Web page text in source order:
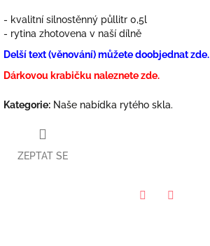
- kvalitní silnostěnný půllitr 0,5l
- rytina zhotovena v naší dílně
Delší text (věnování) můžete doobjednat zde.
Dárkovou krabičku naleznete zde.
Kategorie: Naše nabídka rytého skla.
ZEPTAT SE